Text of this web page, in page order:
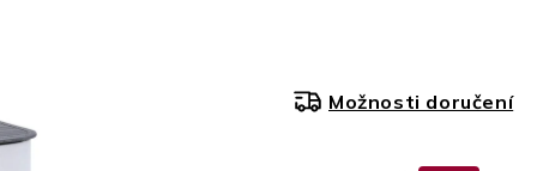
Možnosti doručení